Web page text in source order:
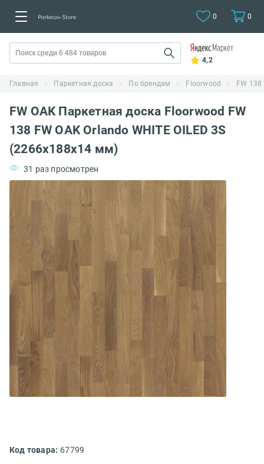
0 0
4,2
Главная Паркетная доска По брендам Floorwood FW 138
FW OAK Паркетная доска Floorwood FW
138 FW OAK Orlando WHITE OILED 3S
(2266x188x14 мм)
31 раз просмотрен
Код товара: 67799